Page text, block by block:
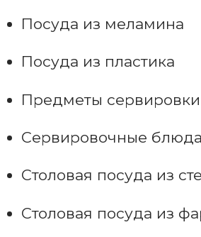
Посуда из меламина
Посуда из пластика
Предметы сервировки
Сервировочные блюда
Столовая посуда из
Столовая посуда из